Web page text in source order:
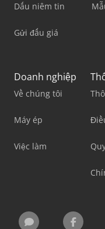
Dấu niêm tin
Gửi đấu giá
Doanh nghiệp
Về chúng tôi
Máy ép
Việc làm